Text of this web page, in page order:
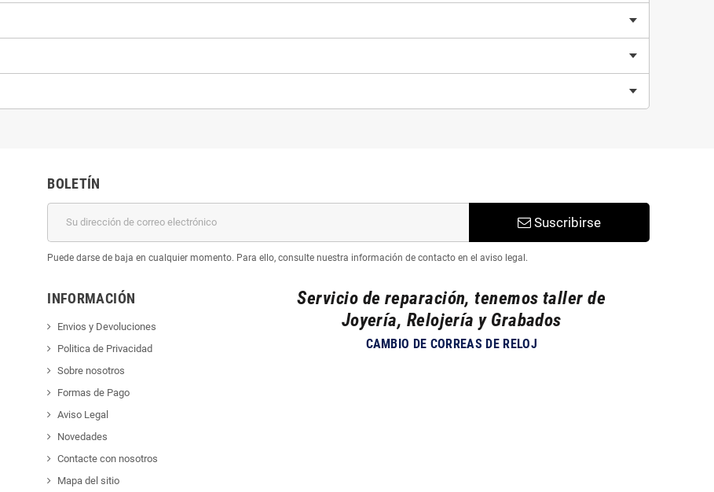
BOLETÍN
Suscribirse
Puede darse de baja en cualquier momento. Para ello, consulte nuestra información de contacto en el aviso legal.
INFORMACIÓN
Envios y Devoluciones
Politica de Privacidad
Sobre nosotros
Formas de Pago
Aviso Legal
Novedades
Contacte con nosotros
Mapa del sitio
Servicio de reparación, tenemos taller de
Joyería, Relojería y Grabados
CAMBIO DE CORREAS DE RELOJ